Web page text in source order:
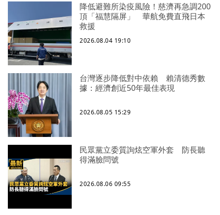
降低避難所染疫風險！慈濟再急調200
頂「福慧隔屏」 華航免費直飛日本
救援
2026.08.04 19:10
台灣逐步降低對中依賴 賴清德秀數
據：經濟創近50年最佳表現
2026.08.05 15:29
民眾黨立委質詢炫空軍外套 防長聽
得滿臉問號
2026.08.06 09:55